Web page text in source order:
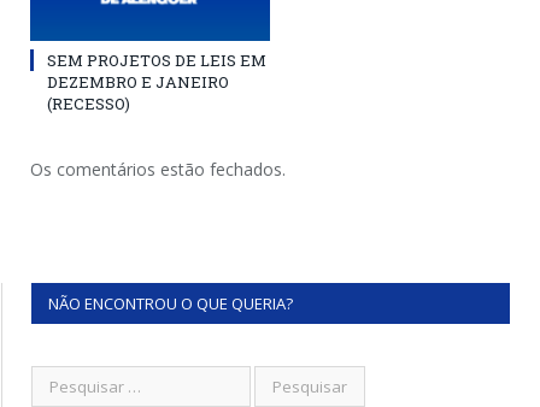
SEM PROJETOS DE LEIS EM
DEZEMBRO E JANEIRO
(RECESSO)
Os comentários estão fechados.
NÃO ENCONTROU O QUE QUERIA?